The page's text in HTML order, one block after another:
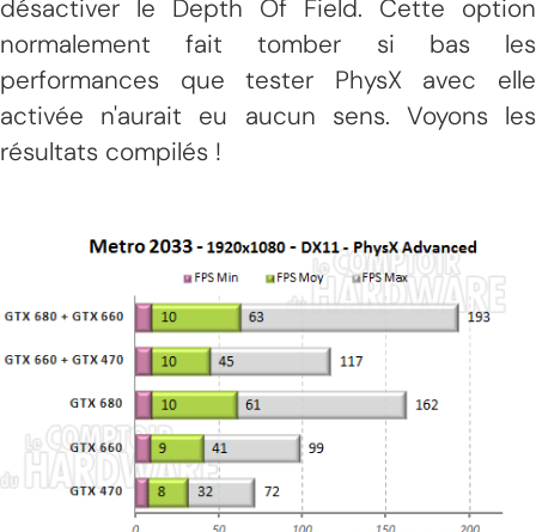
désactiver le Depth Of Field. Cette option
normalement fait tomber si bas les
performances que tester PhysX avec elle
activée n'aurait eu aucun sens. Voyons les
résultats compilés !